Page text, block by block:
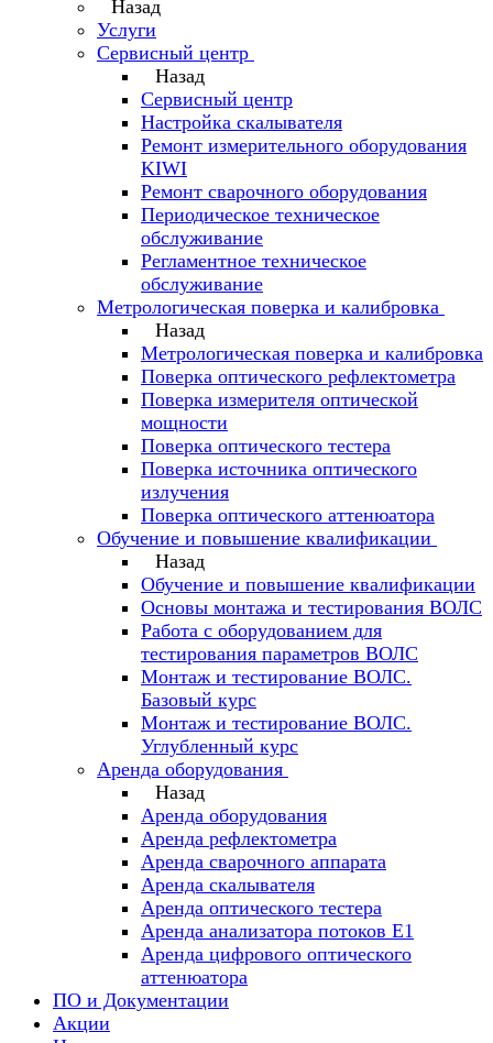
Назад
Услуги
Сервисный центр
Назад
Сервисный центр
Настройка скалывателя
Ремонт измерительного оборудования
KIWI
Ремонт сварочного оборудования
Периодическое техническое
обслуживание
Регламентное техническое
обслуживание
Метрологическая поверка и калибровка
Назад
Метрологическая поверка и калибровка
Поверка оптического рефлектометра
Поверка измерителя оптической
мощности
Поверка оптического тестера
Поверка источника оптического
излучения
Поверка оптического аттенюатора
Обучение и повышение квалификации
Назад
Обучение и повышение квалификации
Основы монтажа и тестирования ВОЛС
Работа с оборудованием для
тестирования параметров ВОЛС
Монтаж и тестирование ВОЛС.
Базовый курс
Монтаж и тестирование ВОЛС.
Углубленный курс
Аренда оборудования
Назад
Аренда оборудования
Аренда рефлектометра
Аренда сварочного аппарата
Аренда скалывателя
Аренда оптического тестера
Аренда анализатора потоков Е1
Аренда цифрового оптического
аттенюатора
ПО и Документации
Акции